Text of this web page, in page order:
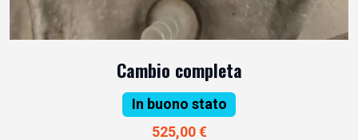
Cambio completa
In buono stato
525,00 €